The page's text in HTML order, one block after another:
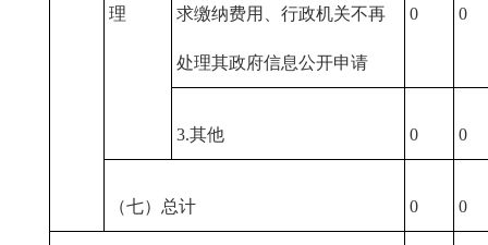
理 求缴纳费用、行政机关不再
处理其政府信息公开申请
0 0
3.其他 0 0
（七）总计 0 0